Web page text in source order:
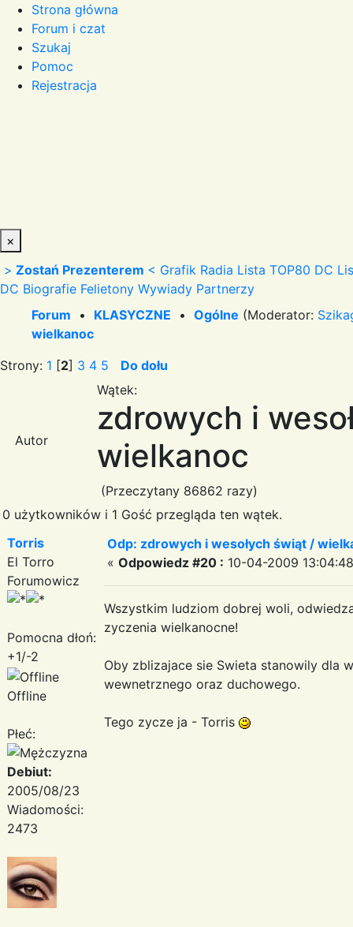
Strona główna
Forum i czat
Szukaj
Pomoc
Rejestracja
×
> Zostań Prezenterem < Grafik Radia Lista TOP80 DC
DC Biografie Felietony Wywiady Partnerzy
Forum • KLASYCZNE • Ogólne (Moderator:
wielkanoc
Strony: 1 [2] 3 4 5 Do dołu
Autor
Wątek:
zdrowych i
wielkanoc
(Przeczytany 86862 razy)
0 użytkowników i 1 Gość przegląda ten wątek.
Torris
El Torro
Forumowicz
Pomocna dłoń:
+1/-2
Offline
Płeć:
Debiut:
2005/08/23
Wiadomości:
2473
Odp: zdrowych i wesołych świąt /
« Odpowiedz #20 : 10-04-2009
Wszystkim ludziom dobrej woli,
zyczenia wielkanocne!
Oby zblizajace sie Swieta stanowily dla
wewnetrznego oraz duchowego.
Tego zycze ja - Torris